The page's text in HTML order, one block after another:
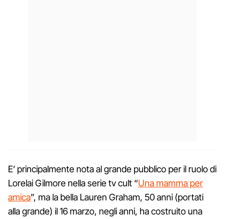
E’ principalmente nota al grande pubblico per il ruolo di
Lorelai Gilmore nella serie tv cult “Una mamma per
amica”, ma la bella Lauren Graham, 50 anni (portati
alla grande) il 16 marzo, negli anni, ha costruito una